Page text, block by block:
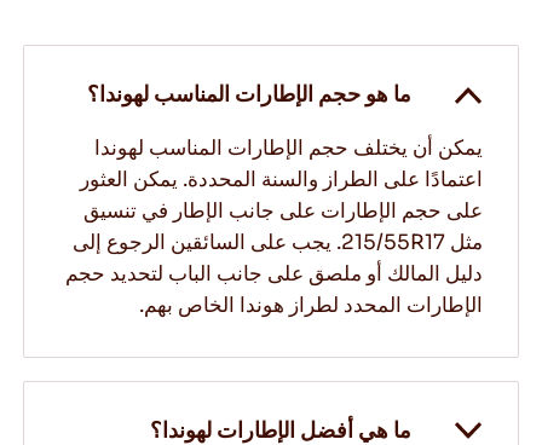
ما هو حجم الإطارات المناسب لهوندا؟
يمكن أن يختلف حجم الإطارات المناسب لهوندا
اعتمادًا على الطراز والسنة المحددة. يمكن العثور
على حجم الإطارات على جانب الإطار في تنسيق
مثل 215/55R17. يجب على السائقين الرجوع إلى
دليل المالك أو ملصق على جانب الباب لتحديد حجم
الإطارات المحدد لطراز هوندا الخاص بهم.
ما هي أفضل الإطارات لهوندا؟